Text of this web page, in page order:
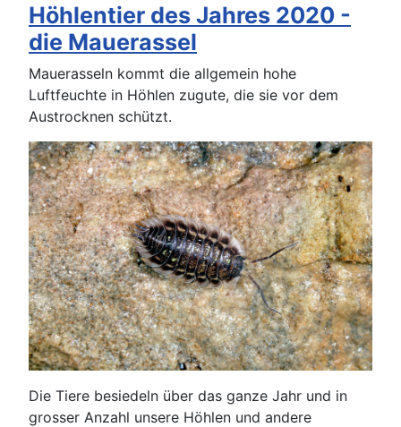
Höhlentier des Jahres 2020 -
die Mauerassel
Mauerasseln kommt die allgemein hohe
Luftfeuchte in Höhlen zugute, die sie vor dem
Austrocknen schützt.
Die Tiere besiedeln über das ganze Jahr und in
grosser Anzahl unsere Höhlen und andere